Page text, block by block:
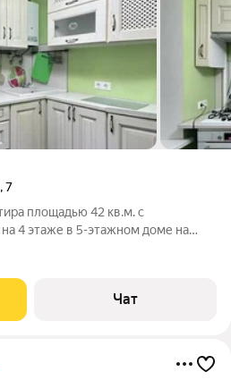
,7
площадью 42 кв.м. с
4 этаже в 5-этажном доме на
Духовой шкаф
двор.
Чат